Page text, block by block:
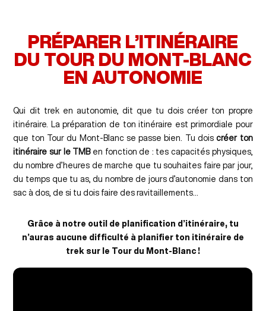
PRÉPARER L’ITINÉRAIRE
DU TOUR DU MONT-BLANC
EN AUTONOMIE
Qui dit trek en autonomie, dit que tu dois créer ton propre
itinéraire. La préparation de ton itinéraire est primordiale pour
que ton Tour du Mont-Blanc se passe bien. Tu doiscréer ton
itinéraire sur le TMBen fonction de : tes capacités physiques,
du nombre d’heures de marche que tu souhaites faire par jour,
du temps que tu as, du nombre de jours d’autonomie dans ton
sac à dos, de si tu dois faire des ravitaillements…
Grâce à notre outil de planification d’itinéraire, tu
n’auras aucune difficulté à planifier ton itinéraire de
trek sur le Tour du Mont-Blanc !